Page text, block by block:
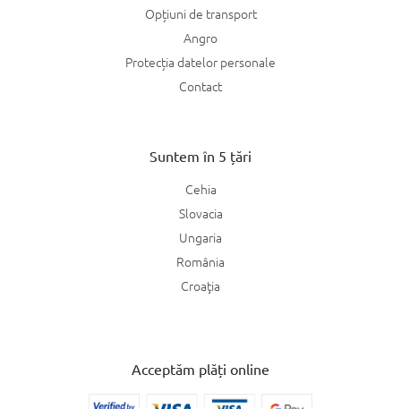
Opțiuni de transport
Angro
Protecția datelor personale
Contact
Suntem în 5 țări
Cehia
Slovacia
Ungaria
România
Croaţia
Acceptăm plăți online